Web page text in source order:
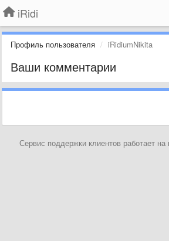
iRidi
Профиль пользователя iRidiumNikita
Ваши комментарии
Сервис поддержки клиентов работает